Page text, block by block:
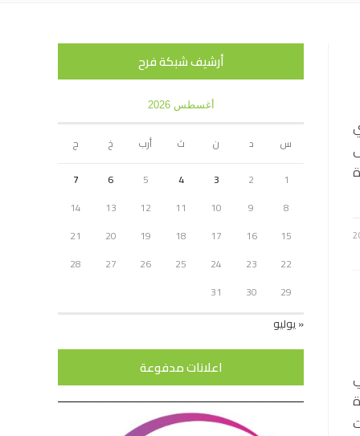
أرشيف شبكة فرح
أغسطس 2026
س د ن ث أرب خ
ج
1
2
3
4
5
6
7
8
9
10
11
12
13
14
15
16
17
18
19
20
21
22
23
24
25
26
27
28
29
30
31
« يوليو
اعلانات مدفوعة